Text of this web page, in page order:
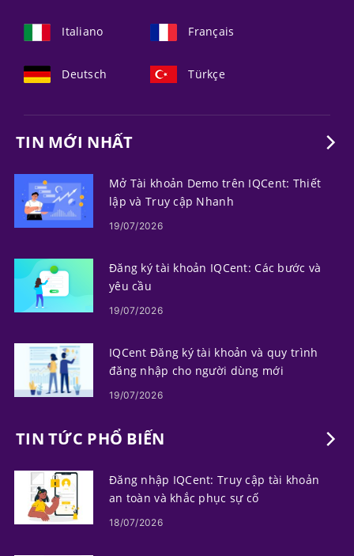
Italiano Français
Deutsch Türkçe
TIN MỚI NHẤT
Mở Tài khoản Demo trên IQCent: Thiết
lập và Truy cập Nhanh
19/07/2026
Đăng ký tài khoản IQCent: Các bước và
yêu cầu
19/07/2026
IQCent Đăng ký tài khoản và quy trình
đăng nhập cho người dùng mới
19/07/2026
TIN TỨC PHỔ BIẾN
Đăng nhập IQCent: Truy cập tài khoản
an toàn và khắc phục sự cố
18/07/2026